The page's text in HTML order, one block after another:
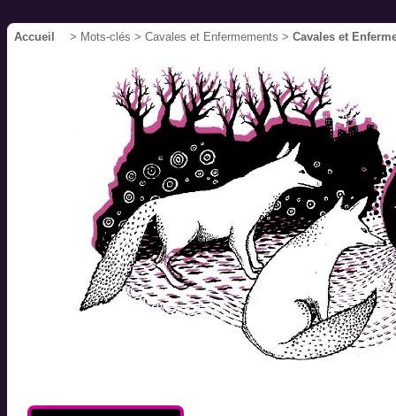
Accueil > Mots-clés > Cavales et Enfermements > Cavales et